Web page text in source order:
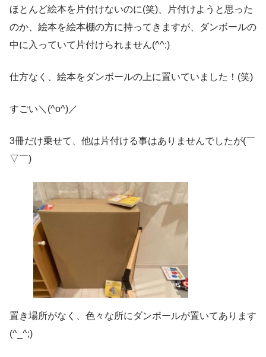
ほとんど絵本を片付けないのに(笑)、片付けようと思った
のか、絵本を絵本棚の方に持ってきますが、ダンボールの
中に入っていて片付けられません(^^;)
仕方なく、絵本をダンボールの上に置いていました！(笑)
すごい＼(^o^)／
3冊だけ乗せて、他は片付ける事はありませんでしたが(￣
▽￣)
置き場所がなく、色々な所にダンボールが置いてあります
(^_^;)